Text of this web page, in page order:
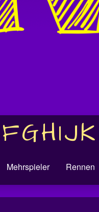
FGHIJK
Mehrspieler Rennen